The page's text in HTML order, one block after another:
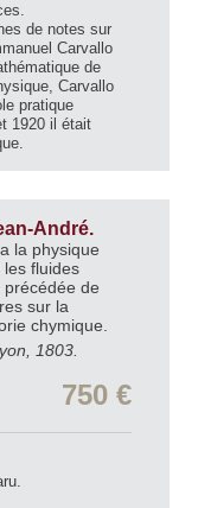
de notes sur
Carvallo
de
Carvallo
pratique
1920 il était
André.
la physique
fluides
de
sur la
chymique.
1803.
750 €